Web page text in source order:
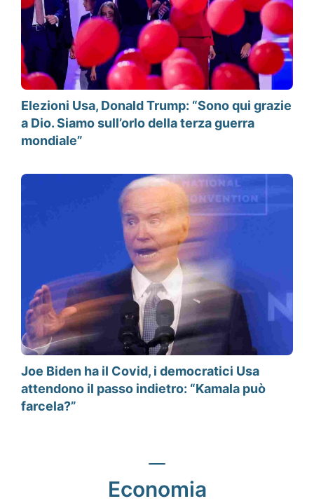
Elezioni Usa, Donald Trump: “Sono qui grazie
a Dio. Siamo sull’orlo della terza guerra
mondiale”
Joe Biden ha il Covid, i democratici Usa
attendono il passo indietro: “Kamala può
farcela?”
Economia